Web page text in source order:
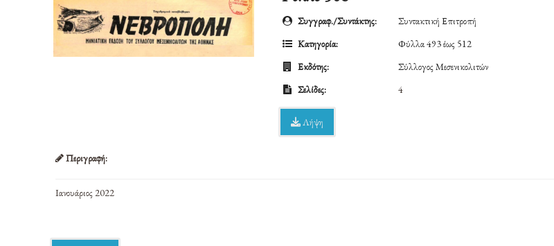
Συγγραφ./Συντάκτης:
Συντακτική Επιτροπή
Κατηγορία:
Φύλλα 493 έως 512
Εκδότης:
Σύλλογος Μεσενικολιτών
Σελίδες:
4
Λήψη
Περιγραφή:
Ιανουάριος 2022